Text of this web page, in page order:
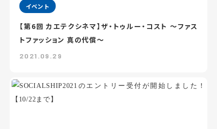
イベント
【第6回 カエテクシネマ】ザ・トゥルー・コスト ～ファス
トファッション 真の代償～
2021.09.29